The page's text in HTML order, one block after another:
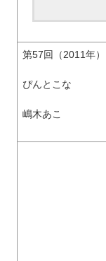
第57回（2011年）
ぴんとこな
嶋木あこ